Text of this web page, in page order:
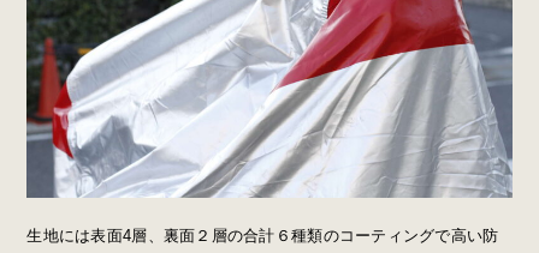
生地には表面4層、裏面２層の合計６種類のコーティングで高い防